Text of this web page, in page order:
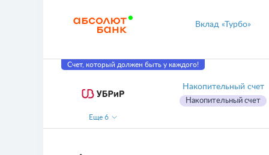
Вклад «Турбо»
Счет, который должен быть у каждого!
Накопительный счет
Накопительный счет
Еще 6